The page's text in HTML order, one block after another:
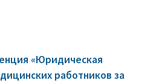
«Юридическая
работников за